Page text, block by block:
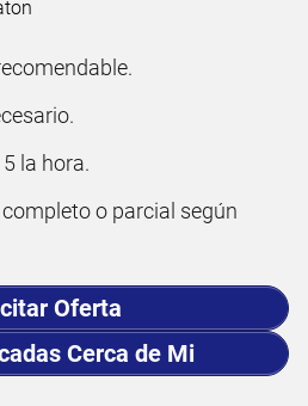
la hora.
o parcial según
Oferta
Cerca de Mi